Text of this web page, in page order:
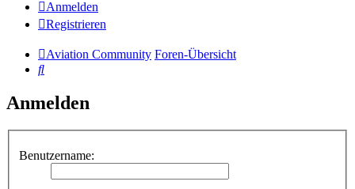
Anmelden
Registrieren
Aviation Community Foren-Übersicht
Suche
Anmelden
Benutzername: